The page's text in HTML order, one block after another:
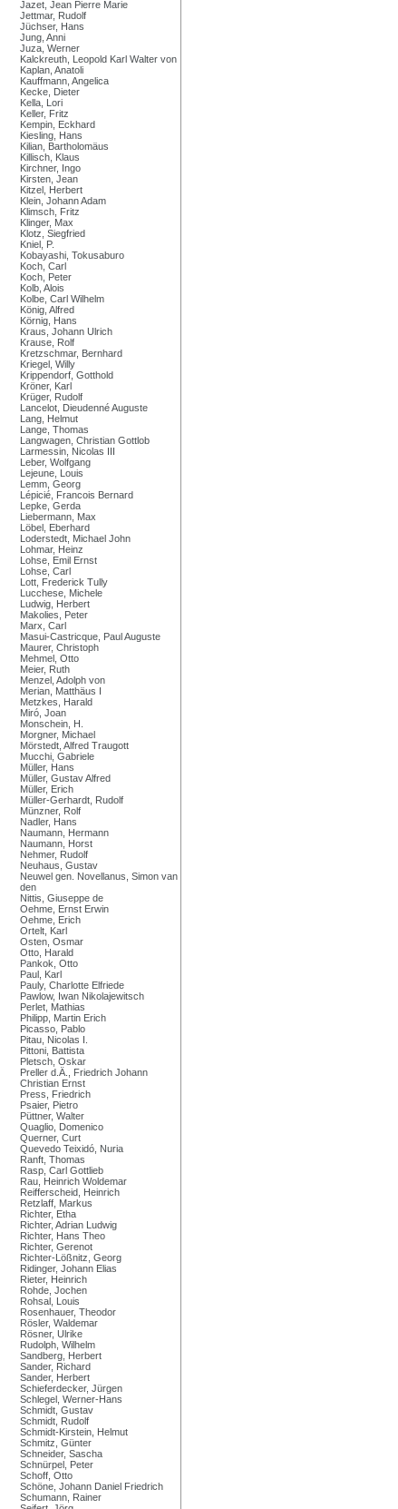
Jazet, Jean Pierre Marie
Jettmar, Rudolf
Jüchser, Hans
Jung, Anni
Juza, Werner
Kalckreuth, Leopold Karl Walter von
Kaplan, Anatoli
Kauffmann, Angelica
Kecke, Dieter
Kella, Lori
Keller, Fritz
Kempin, Eckhard
Kiesling, Hans
Kilian, Bartholomäus
Killisch, Klaus
Kirchner, Ingo
Kirsten, Jean
Kitzel, Herbert
Klein, Johann Adam
Klimsch, Fritz
Klinger, Max
Klotz, Siegfried
Kniel, P.
Kobayashi, Tokusaburo
Koch, Carl
Koch, Peter
Kolb, Alois
Kolbe, Carl Wilhelm
König, Alfred
Körnig, Hans
Kraus, Johann Ulrich
Krause, Rolf
Kretzschmar, Bernhard
Kriegel, Willy
Krippendorf, Gotthold
Kröner, Karl
Krüger, Rudolf
Lancelot, Dieudenné Auguste
Lang, Helmut
Lange, Thomas
Langwagen, Christian Gottlob
Larmessin, Nicolas III
Leber, Wolfgang
Lejeune, Louis
Lemm, Georg
Lépicié, Francois Bernard
Lepke, Gerda
Liebermann, Max
Löbel, Eberhard
Loderstedt, Michael John
Lohmar, Heinz
Lohse, Emil Ernst
Lohse, Carl
Lott, Frederick Tully
Lucchese, Michele
Ludwig, Herbert
Makolies, Peter
Marx, Carl
Masui-Castricque, Paul Auguste
Maurer, Christoph
Mehmel, Otto
Meier, Ruth
Menzel, Adolph von
Merian, Matthäus I
Metzkes, Harald
Miró, Joan
Monschein, H.
Morgner, Michael
Mörstedt, Alfred Traugott
Mucchi, Gabriele
Müller, Hans
Müller, Gustav Alfred
Müller, Erich
Müller-Gerhardt, Rudolf
Münzner, Rolf
Nadler, Hans
Naumann, Hermann
Naumann, Horst
Nehmer, Rudolf
Neuhaus, Gustav
Neuwel gen. Novellanus, Simon van
den
Nittis, Giuseppe de
Oehme, Ernst Erwin
Oehme, Erich
Ortelt, Karl
Osten, Osmar
Otto, Harald
Pankok, Otto
Paul, Karl
Pauly, Charlotte Elfriede
Pawlow, Iwan Nikolajewitsch
Perlet, Mathias
Philipp, Martin Erich
Picasso, Pablo
Pitau, Nicolas I.
Pittoni, Battista
Pletsch, Oskar
Preller d.Ä., Friedrich Johann
Christian Ernst
Press, Friedrich
Psaier, Pietro
Püttner, Walter
Quaglio, Domenico
Querner, Curt
Quevedo Teixidó, Nuria
Ranft, Thomas
Rasp, Carl Gottlieb
Rau, Heinrich Woldemar
Reifferscheid, Heinrich
Retzlaff, Markus
Richter, Etha
Richter, Adrian Ludwig
Richter, Hans Theo
Richter, Gerenot
Richter-Lößnitz, Georg
Ridinger, Johann Elias
Rieter, Heinrich
Rohde, Jochen
Rohsal, Louis
Rosenhauer, Theodor
Rösler, Waldemar
Rösner, Ulrike
Rudolph, Wilhelm
Sandberg, Herbert
Sander, Richard
Sander, Herbert
Schieferdecker, Jürgen
Schlegel, Werner-Hans
Schmidt, Gustav
Schmidt, Rudolf
Schmidt-Kirstein, Helmut
Schmitz, Günter
Schneider, Sascha
Schnürpel, Peter
Schoff, Otto
Schöne, Johann Daniel Friedrich
Schumann, Rainer